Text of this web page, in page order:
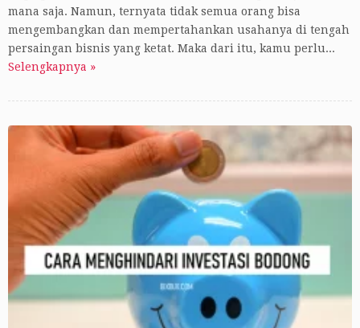
mana saja. Namun, ternyata tidak semua orang bisa
mengembangkan dan mempertahankan usahanya di tengah
persaingan bisnis yang ketat. Maka dari itu, kamu perlu...
Selengkapnya »